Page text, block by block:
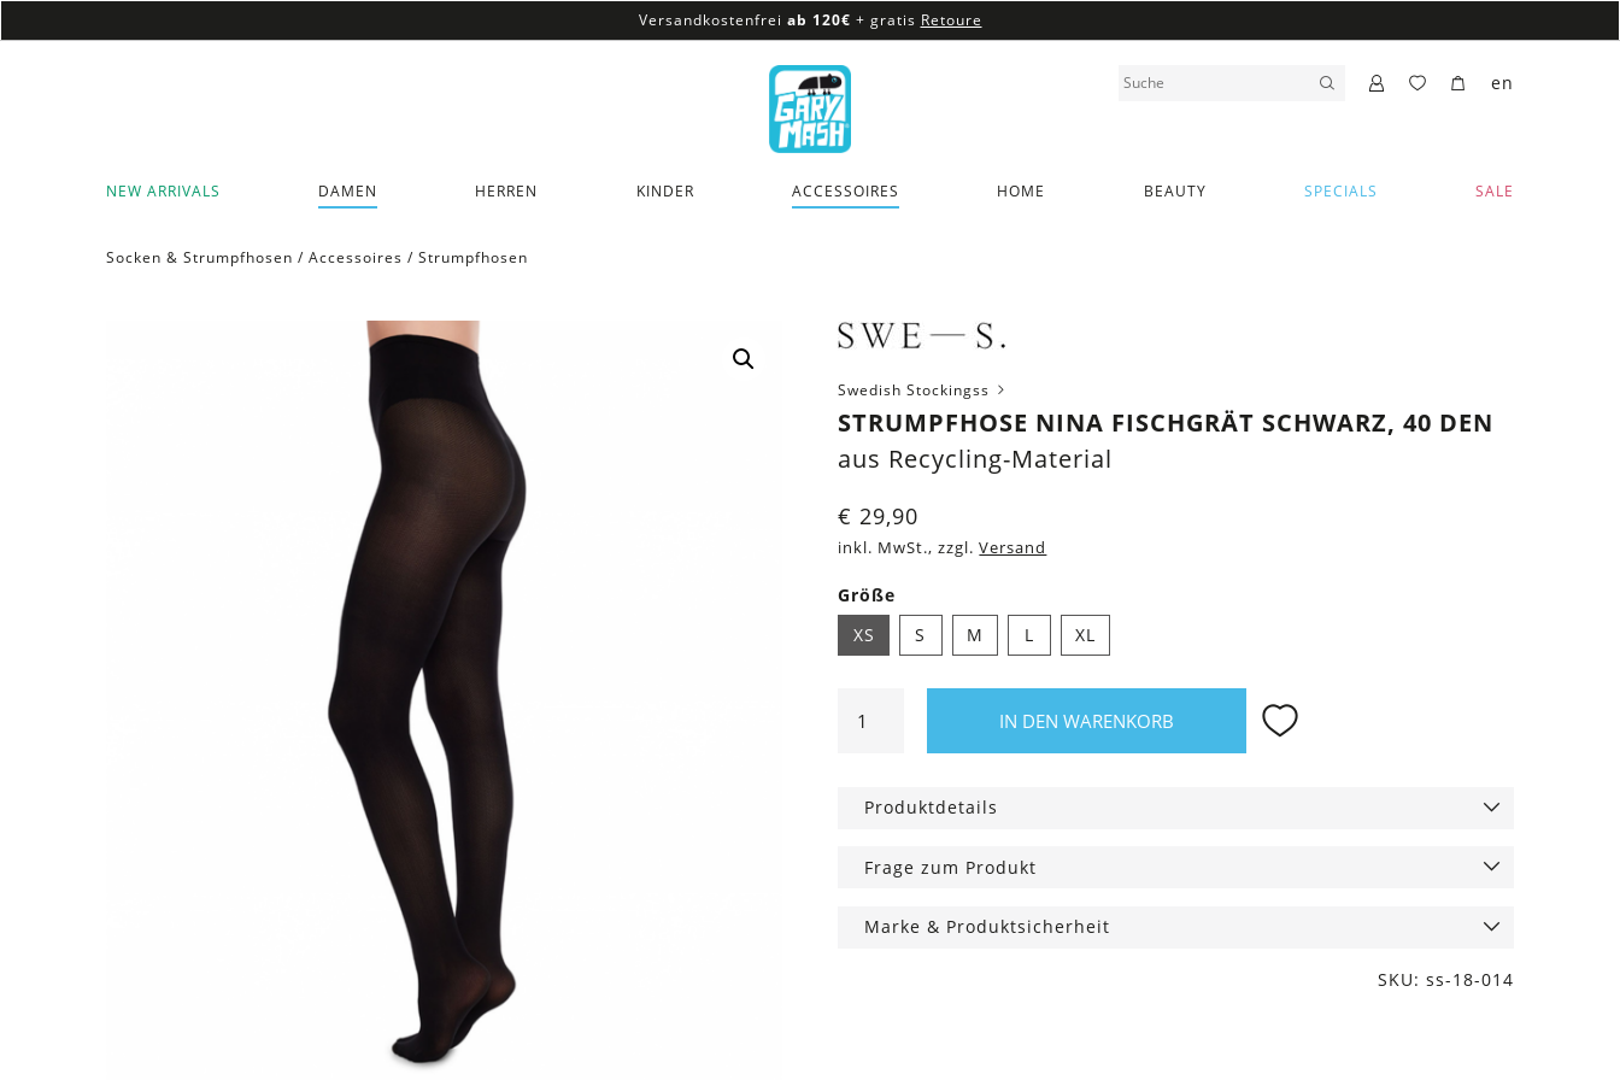
Versandkostenfrei ab 120€ + gratis Retoure
Versandkostenfreiab 120€
NEW ARRIVALS DAMEN HERREN KINDER ACCESSOIRES HOME BEAUTY SPECIALS SALE
en
Socken & Strumpfhosen / Accessoires / Strumpfhosen
Swedish Stockingss
STRUMPFHOSE NINA FISCHGRÄT SCHWARZ, 40 DEN
aus Recycling-Material
€ 29,90
inkl. MwSt., zzgl. Versand
Größe
XS
S M L XL
Nina
Menge
IN DEN WARENKORB
Produktdetails
Frage zum Produkt
Marke & Produktsicherheit
SKU: ss-18-014